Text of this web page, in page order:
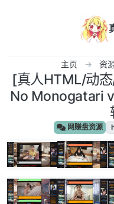
主页 资
[真人HTML/动
No Monogatari
网赚盘资源